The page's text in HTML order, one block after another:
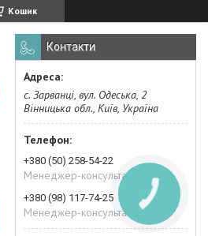
Кошик
Контакти
с. Зарванці, вул. Одеська, 2
Вінницька обл., Київ, Україна
+380 (50) 258-54-22
Менеджер-консультант
+380 (98) 117-74-25
Менеджер-консультант
КНОПКА
ЗВ'ЯЗКУ